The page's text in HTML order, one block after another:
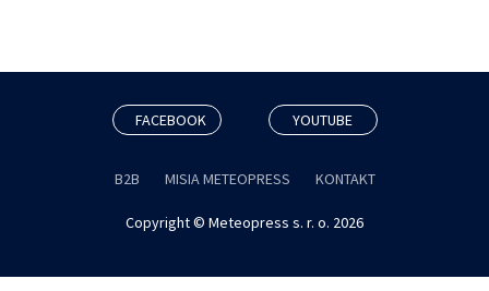
FACEBOOK YOUTUBE
B2B MISIA METEOPRESS KONTAKT
Copyright © Meteopress s. r. o. 2026